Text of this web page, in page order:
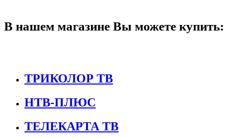
В нашем магазине Вы можете купить:
ТРИКОЛОР ТВ
НТВ-ПЛЮС
ТЕЛЕКАРТА ТВ